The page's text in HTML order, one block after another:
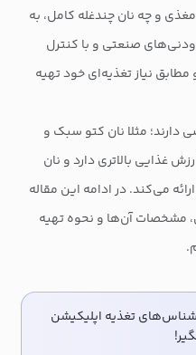
و چه نان چندغله کامل، به
صنعتی و با کنترل
نیاز تغذیه‌ای خود تهیه
دارند؛ مثلا نان کتو سبک و
غذایی بالاتری دارد و نان
می‌کند. در ادامه این مقاله
مشخصات آن‌ها و نحوه تهیه
تغذیه اپلیکیشن